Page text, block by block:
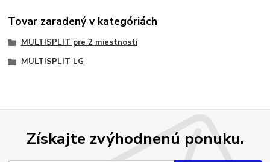
Tovar zaradený v kategóriách
MULTISPLIT pre 2 miestnosti
MULTISPLIT LG
Získajte zvýhodnenú ponuku.